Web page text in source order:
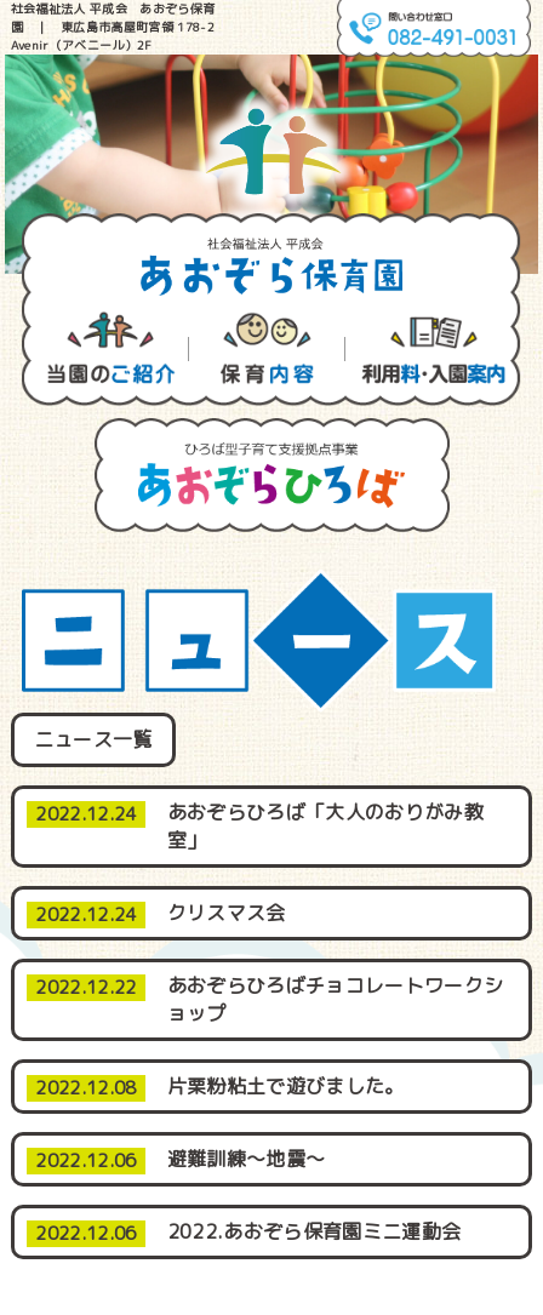
社会福祉法人 平成会 あおぞら保育
園 ｜ 東広島市高屋町宮領 178-2
Avenir（アベニール）2F
ニュース一覧
2022.12.24
あおぞらひろば「大人のおりがみ教
室」
2022.12.24 クリスマス会
2022.12.22
あおぞらひろばチョコレートワークシ
ョップ
2022.12.08 片栗粉粘土で遊びました。
2022.12.06 避難訓練～地震～
2022.12.06 2022.あおぞら保育園ミニ運動会